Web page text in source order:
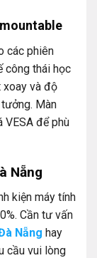
các phiên
công thái học
xoay và độ
Màn
VESA để phù
Nẵng
kiện máy tính
Cần tư vấn
Nẵng hay
cầu vui lòng